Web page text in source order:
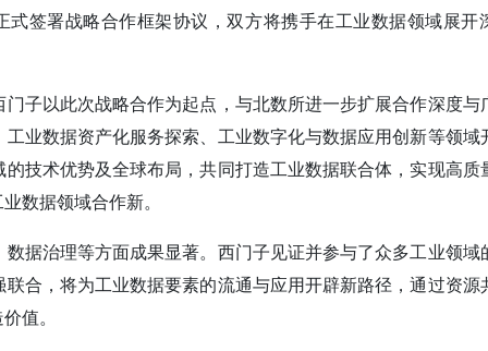
签署战略合作框架协议，双方将携手在工业数据领域展开
子以此次战略合作为起点，与北数所进一步扩展合作深度与
业数据资产化服务探索、工业数字化与数据应用创新等领域
技术优势及全球布局，共同打造工业数据联合体，实现高质
数据领域合作新。
据治理等方面成果显著。西门子见证并参与了众多工业领域
合，将为工业数据要素的流通与应用开辟新路径，通过资源
值。